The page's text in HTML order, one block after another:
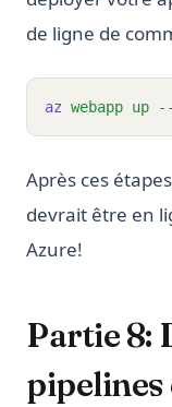
de ligne de
az webapp up
Après ces
devrait être en
Azure!
Partie 8:
pipelines